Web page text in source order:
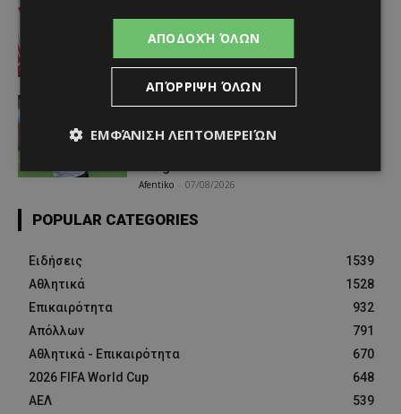
Απέκτησε τον πρώην «ερυθρόλευκο»
Ντίμπι Κεϊτά
μεγαλύτερο μέρος του δεξιού χεριού
Afentiko 07/08/2026
POPULAR CATEGORIES
Ειδήσεις
1539
Αθλητικά
1528
Επικαιρότητα
932
Απόλλων
791
Αθλητικά - Επικαιρότητα
670
2026 FIFA World Cup
648
ΑΕΛ
539
ΑΠΟΔΟΧΉ ΌΛΩΝ
ΑΠΌΡΡΙΨΗ ΌΛΩΝ
ΕΜΦΆΝΙΣΗ ΛΕΠΤΟΜΕΡΕΙΏΝ